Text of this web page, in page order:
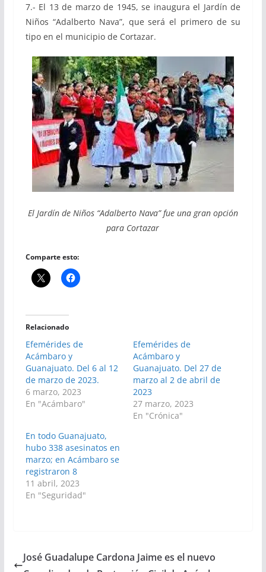
7.- El 13 de marzo de 1945, se inaugura el Jardín de
Niños “Adalberto Nava”, que será el primero de su
tipo en el municipio de Cortazar.
El Jardín de Niños “Adalberto Nava” fue una gran opción
para Cortazar
Comparte esto:
Relacionado
Efemérides de
Acámbaro y
Guanajuato. Del 6 al 12
de marzo de 2023.
6 marzo, 2023
En "Acámbaro"
Efemérides de
Acámbaro y
Guanajuato. Del 27 de
marzo al 2 de abril de
2023
27 marzo, 2023
En "Crónica"
En todo Guanajuato,
hubo 338 asesinatos en
marzo; en Acámbaro se
registraron 8
11 abril, 2023
En "Seguridad"
José Guadalupe Cardona Jaime es el nuevo